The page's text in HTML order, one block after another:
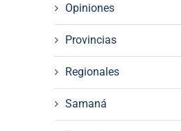
Opiniones
Provincias
Regionales
Samaná